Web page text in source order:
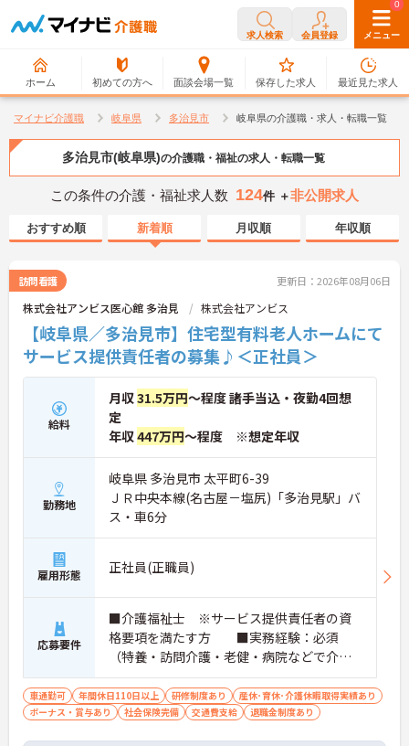
求人検索 会員登録 メニュー
ホーム 初めての方へ 面談会場一覧
0
保存した求人
0
最近見た求人
マイナビ介護職 岐阜県 多治見市 岐阜県の介護職・求人・転職一覧
多治見市(岐阜県)の介護職・福祉の求人・転職一覧
この条件の介護・福祉求人数 124件 ＋非公開求人
おすすめ順 新着順 月収順 年収順
訪問看護 更新日：2026年08月06日
株式会社アンビス医心館 多治見 株式会社アンビス
【岐阜県／多治見市】住宅型有料老人ホームにて
サービス提供責任者の募集♪＜正社員＞
給料
月収31.5万円～程度 諸手当込・夜勤4回想
定
年収447万円～程度 ※想定年収
勤務地
岐阜県 多治見市 太平町6-39
ＪＲ中央本線(名古屋－塩尻)「多治見駅」バ
ス・車6分
雇用形態 正社員(正職員)
応募要件
■介護福祉士 ※サービス提供責任者の資
格要項を満たす方 ■実務経験：必須
（特養・訪問介護・老健・病院などで介護
の実務経験が3年程度ある方）☆サ責未経験
スタートの実績多数☆
車通勤可 年間休日110日以上 研修制度あり
産休･育休･介護休暇取得実績あり
ボーナス・賞与あり
社会保険完備 交通費支給 退職金制度あり